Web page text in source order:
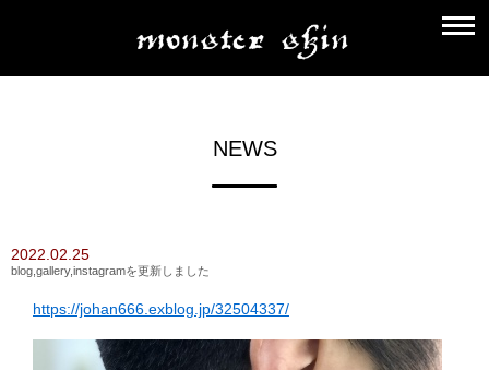
NEWS
2022.02.25
blog,gallery,instagramを更新しました
https://johan666.exblog.jp/32504337/